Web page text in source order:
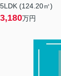
5LDK (124.20㎡)
3,180万円